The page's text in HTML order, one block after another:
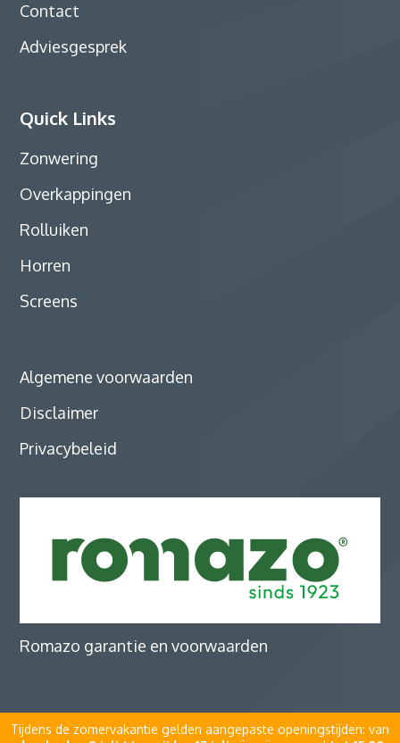
Contact
Adviesgesprek
Quick Links
Zonwering
Overkappingen
Rolluiken
Horren
Screens
Algemene voorwaarden
Disclaimer
Privacybeleid
Romazo garantie en voorwaarden
Tijdens de zomervakantie gelden aangepaste openingstijden: van